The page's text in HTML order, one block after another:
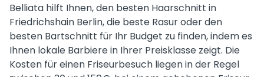
Belliata hilft Ihnen, den besten Haarschnitt in
Friedrichshain Berlin, die beste Rasur oder den
besten Bartschnitt für Ihr Budget zu finden, indem es
Ihnen lokale Barbiere in Ihrer Preisklasse zeigt. Die
Kosten für einen Friseurbesuch liegen in der Regel